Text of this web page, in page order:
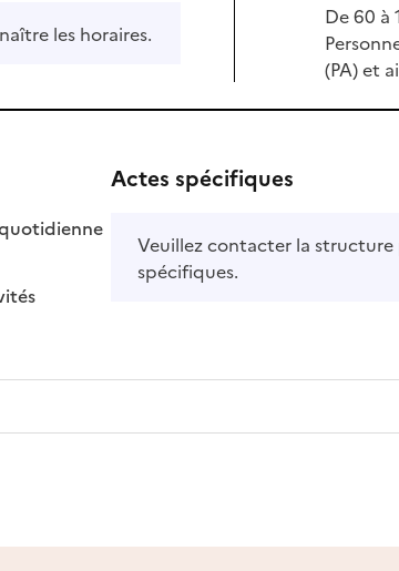
les horaires.
De 60 à
(PA) et
Actes spécifiques
Veuillez contacter la
spécifiques.